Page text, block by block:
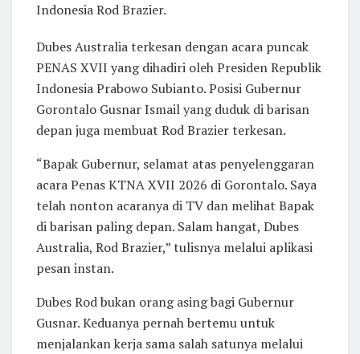
Indonesia Rod Brazier.
Dubes Australia terkesan dengan acara puncak
PENAS XVII yang dihadiri oleh Presiden Republik
Indonesia Prabowo Subianto. Posisi Gubernur
Gorontalo Gusnar Ismail yang duduk di barisan
depan juga membuat Rod Brazier terkesan.
“Bapak Gubernur, selamat atas penyelenggaran
acara Penas KTNA XVII 2026 di Gorontalo. Saya
telah nonton acaranya di TV dan melihat Bapak
di barisan paling depan. Salam hangat, Dubes
Australia, Rod Brazier,” tulisnya melalui aplikasi
pesan instan.
Dubes Rod bukan orang asing bagi Gubernur
Gusnar. Keduanya pernah bertemu untuk
menjalankan kerja sama salah satunya melalui